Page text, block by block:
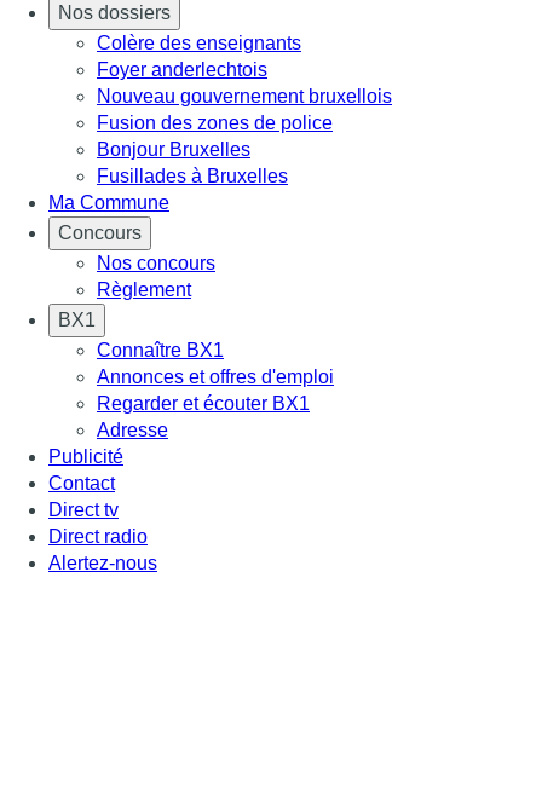
Nos dossiers
Colère des enseignants
Foyer anderlechtois
Nouveau gouvernement bruxellois
Fusion des zones de police
Bonjour Bruxelles
Fusillades à Bruxelles
Ma Commune
Concours
Nos concours
Règlement
BX1
Connaître BX1
Annonces et offres d'emploi
Regarder et écouter BX1
Adresse
Publicité
Contact
Direct tv
Direct radio
Alertez-nous